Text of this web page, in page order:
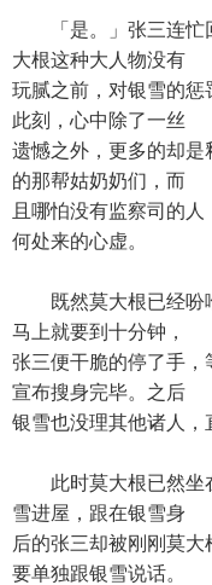
「是。」张三连忙
大根这种大人物没有
玩腻之前，对银雪的惩
此刻，心中除了一丝
遗憾之外，更多的却是
的那帮姑奶奶们，而
且哪怕没有监察司的
何处来的心虚。
既然莫大根已经吩
马上就要到十分钟，
张三便干脆的停了手
宣布搜身完毕。之后
银雪也没理其他诸人，
此时莫大根已然坐
雪进屋，跟在银雪身
后的张三却被刚刚莫
要单独跟银雪说话。